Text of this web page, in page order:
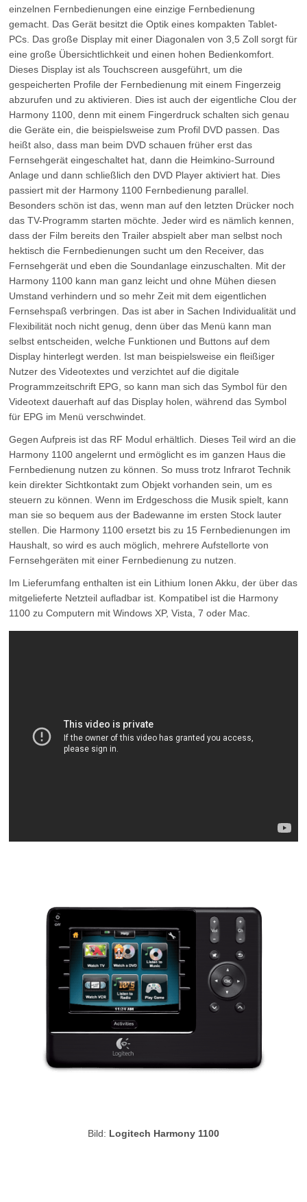
einzelnen Fernbedienungen eine einzige Fernbedienung
gemacht. Das Gerät besitzt die Optik eines kompakten Tablet-
PCs. Das große Display mit einer Diagonalen von 3,5 Zoll sorgt für
eine große Übersichtlichkeit und einen hohen Bedienkomfort.
Dieses Display ist als Touchscreen ausgeführt, um die
gespeicherten Profile der Fernbedienung mit einem Fingerzeig
abzurufen und zu aktivieren. Dies ist auch der eigentliche Clou der
Harmony 1100, denn mit einem Fingerdruck schalten sich genau
die Geräte ein, die beispielsweise zum Profil DVD passen. Das
heißt also, dass man beim DVD schauen früher erst das
Fernsehgerät eingeschaltet hat, dann die Heimkino-Surround
Anlage und dann schließlich den DVD Player aktiviert hat. Dies
passiert mit der Harmony 1100 Fernbedienung parallel.
Besonders schön ist das, wenn man auf den letzten Drücker noch
das TV-Programm starten möchte. Jeder wird es nämlich kennen,
dass der Film bereits den Trailer abspielt aber man selbst noch
hektisch die Fernbedienungen sucht um den Receiver, das
Fernsehgerät und eben die Soundanlage einzuschalten. Mit der
Harmony 1100 kann man ganz leicht und ohne Mühen diesen
Umstand verhindern und so mehr Zeit mit dem eigentlichen
Fernsehspaß verbringen. Das ist aber in Sachen Individualität und
Flexibilität noch nicht genug, denn über das Menü kann man
selbst entscheiden, welche Funktionen und Buttons auf dem
Display hinterlegt werden. Ist man beispielsweise ein fleißiger
Nutzer des Videotextes und verzichtet auf die digitale
Programmzeitschrift EPG, so kann man sich das Symbol für den
Videotext dauerhaft auf das Display holen, während das Symbol
für EPG im Menü verschwindet.
Gegen Aufpreis ist das RF Modul erhältlich. Dieses Teil wird an die
Harmony 1100 angelernt und ermöglicht es im ganzen Haus die
Fernbedienung nutzen zu können. So muss trotz Infrarot Technik
kein direkter Sichtkontakt zum Objekt vorhanden sein, um es
steuern zu können. Wenn im Erdgeschoss die Musik spielt, kann
man sie so bequem aus der Badewanne im ersten Stock lauter
stellen. Die Harmony 1100 ersetzt bis zu 15 Fernbedienungen im
Haushalt, so wird es auch möglich, mehrere Aufstellorte von
Fernsehgeräten mit einer Fernbedienung zu nutzen.
Im Lieferumfang enthalten ist ein Lithium Ionen Akku, der über das
mitgelieferte Netzteil aufladbar ist. Kompatibel ist die Harmony
1100 zu Computern mit Windows XP, Vista, 7 oder Mac.
Bild: Logitech Harmony 1100